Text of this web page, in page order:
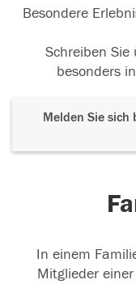
Besondere
Schreiben Sie
besonders
Melden Sie sich
In einem
Mitglieder